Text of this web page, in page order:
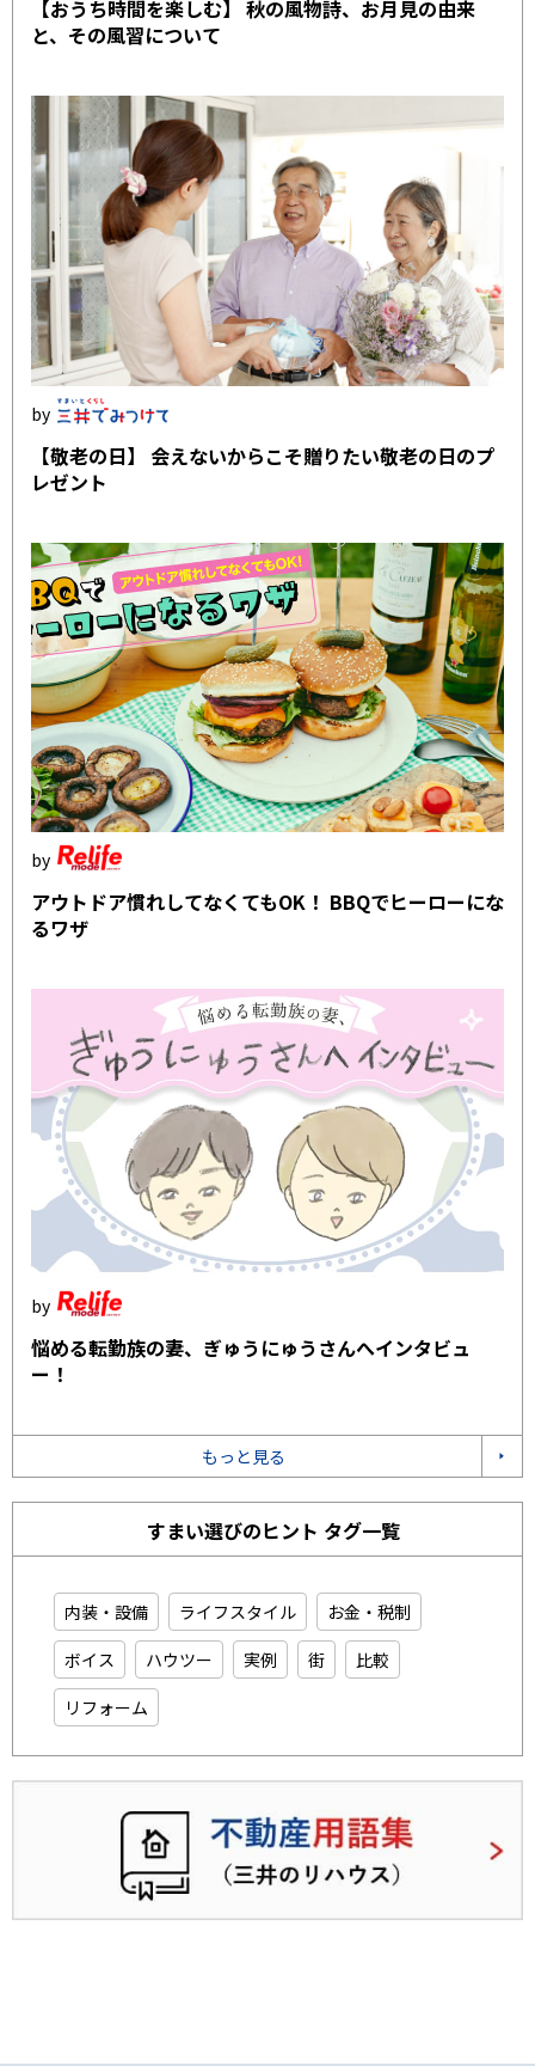
【おうち時間を楽しむ】 秋の風物詩、お月見の由来
と、その風習について
【敬老の日】 会えないからこそ贈りたい敬老の日のプ
レゼント
アウトドア慣れしてなくてもOK！ BBQでヒーローにな
るワザ
悩める転勤族の妻、ぎゅうにゅうさんへインタビュ
ー！
もっと見る
すまい選びのヒント タグ一覧
内装・設備 ライフスタイル
お金・税制
ボイス
ハウツー 実例 街
比較
リフォーム